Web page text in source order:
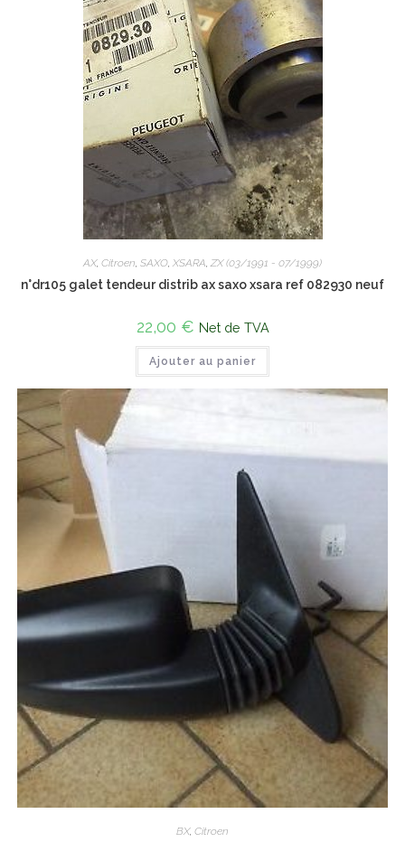
AX, Citroen, SAXO, XSARA,ZX (03/1991 - 07/1999)
n°dr105 galet tendeur distrib ax saxo xsara ref 082930 neuf
22,00 € Net de TVA
Ajouter au panier
BX, Citroen